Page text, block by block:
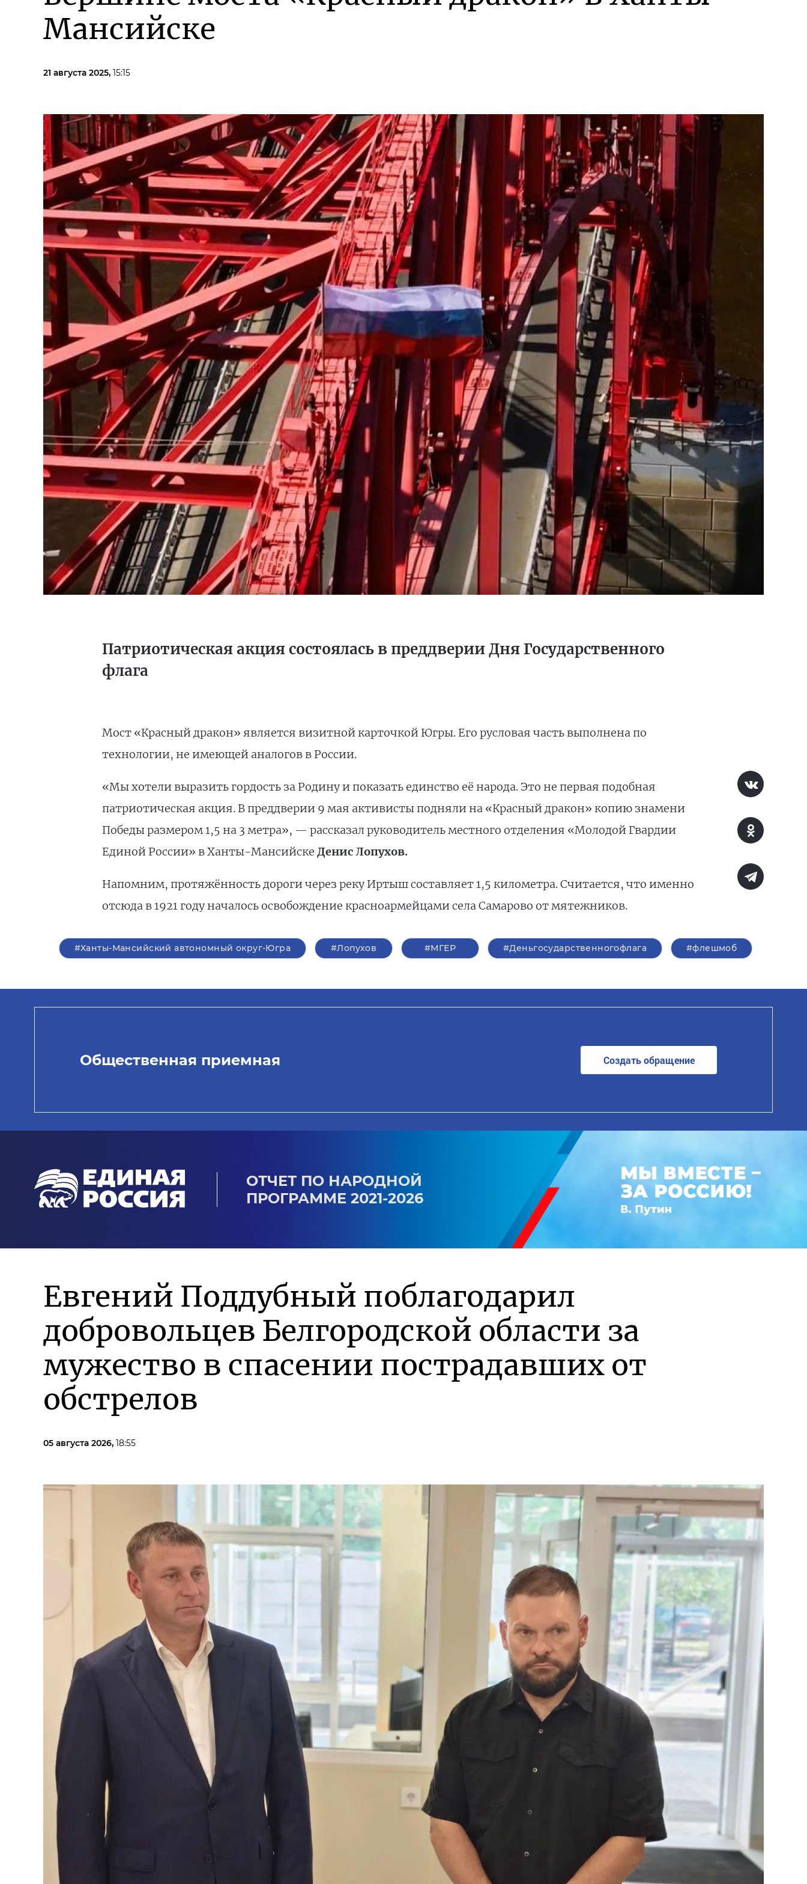
Мансийске
21 августа 2025, 15:15
Патриотическая акция состоялась в преддверии Дня Государственного
флага
Мост «Красный дракон» является визитной карточкой Югры. Его русловая часть выполнена по
технологии, не имеющей аналогов в России.
«Мы хотели выразить гордость за Родину и показать единство её народа. Это не первая подобная
патриотическая акция. В преддверии 9 мая активисты подняли на «Красный дракон» копию знамени
Победы размером 1,5 на 3 метра», — рассказал руководитель местного отделения «Молодой Гвардии
Единой России» в Ханты-Мансийске Денис Лопухов.
Напомним, протяжённость дороги через реку Иртыш составляет 1,5 километра. Считается, что именно
отсюда в 1921 году началось освобождение красноармейцами села Самарово от мятежников.
#Ханты-Мансийский автономный округ-Югра #Лопухов #‎МГЕР‬ #Деньгосударственногофлага #флешмоб
Общественная приемная Создать обращение
ОТЧЕТ ПО НАРОДНОЙ
ПРОГРАММЕ 2021-2026
Евгений Поддубный поблагодарил
добровольцев Белгородской области за
мужество в спасении пострадавших от
обстрелов
05 августа 2026, 18:55